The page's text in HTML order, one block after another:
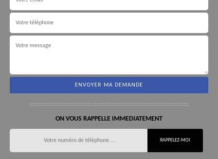
ON VOUS RAPPELLE IMMEDIATEMENT